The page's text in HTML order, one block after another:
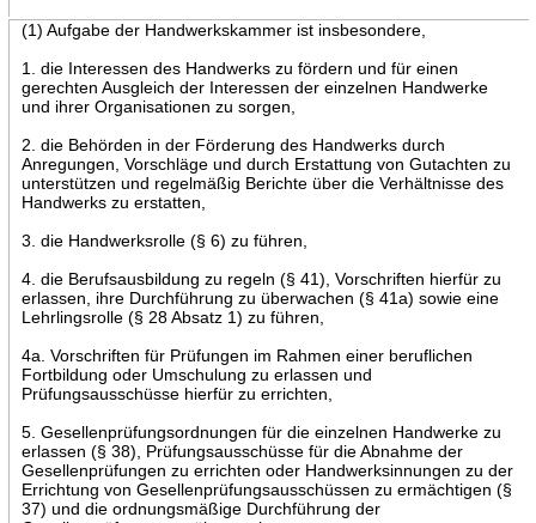
(1) Aufgabe der Handwerkskammer ist insbesondere,
1. die Interessen des Handwerks zu fördern und für einen
gerechten Ausgleich der Interessen der einzelnen Handwerke
und ihrer Organisationen zu sorgen,
2. die Behörden in der Förderung des Handwerks durch
Anregungen, Vorschläge und durch Erstattung von Gutachten zu
unterstützen und regelmäßig Berichte über die Verhältnisse des
Handwerks zu erstatten,
3. die Handwerksrolle (§ 6) zu führen,
4. die Berufsausbildung zu regeln (§ 41), Vorschriften hierfür zu
erlassen, ihre Durchführung zu überwachen (§ 41a) sowie eine
Lehrlingsrolle (§ 28 Absatz 1) zu führen,
4a. Vorschriften für Prüfungen im Rahmen einer beruflichen
Fortbildung oder Umschulung zu erlassen und
Prüfungsausschüsse hierfür zu errichten,
5. Gesellenprüfungsordnungen für die einzelnen Handwerke zu
erlassen (§ 38), Prüfungsausschüsse für die Abnahme der
Gesellenprüfungen zu errichten oder Handwerksinnungen zu der
Errichtung von Gesellenprüfungsausschüssen zu ermächtigen (§
37) und die ordnungsmäßige Durchführung der